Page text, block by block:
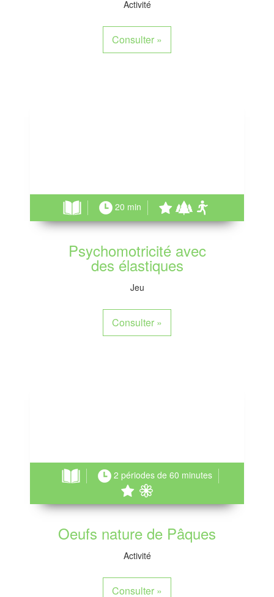
Activité
Consulter »
20 min
Psychomotricité avec
des élastiques
Jeu
Consulter »
2 périodes de 60 minutes
Oeufs nature de Pâques
Activité
Consulter »